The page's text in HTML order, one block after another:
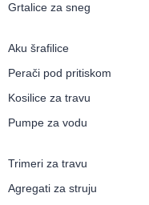
Grtalice za sneg
Aku šrafilice
Perači pod pritiskom
Kosilice za travu
Pumpe za vodu
Trimeri za travu
Agregati za struju